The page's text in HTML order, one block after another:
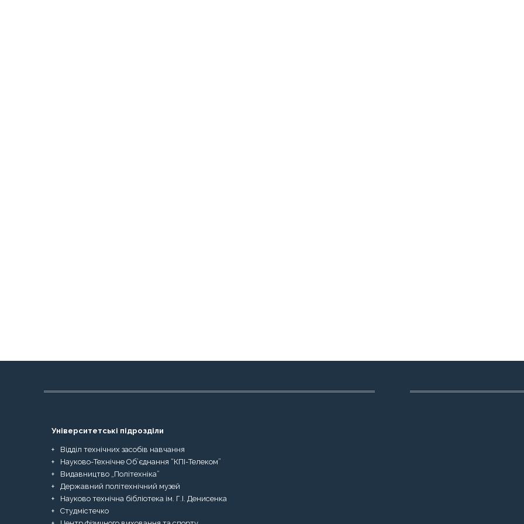
Університетські підрозділи
Відділ технічних засобів навчання
Науково-Технічне Об’єднання “КПІ-Телеком”
Видавництво „Політехніка”
Державний політехнічний музей
Науково технічна бібліотека ім. Г.І. Денисенка
Студмістечко